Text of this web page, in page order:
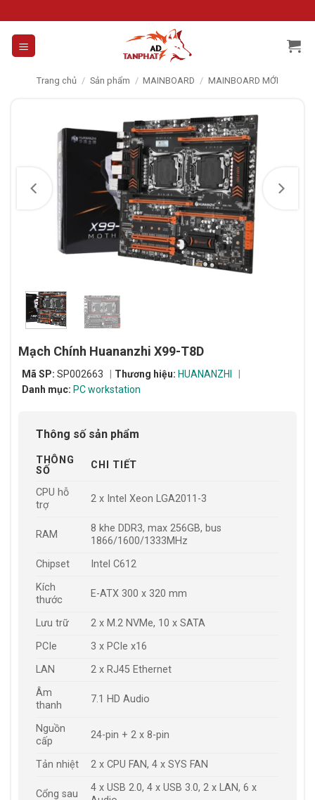
to
content
Trang chủ / Sản phẩm / MAINBOARD / MAINBOARD MỚI
Mạch Chính Huananzhi X99-T8D
Mã SP: SP002663 Thương hiệu: HUANANZHI
Danh mục: PC workstation
Thông số sản phẩm
THÔNG
SỐ
CHI TIẾT
CPU hỗ
trợ
2 x Intel Xeon LGA2011-3
RAM
8 khe DDR3, max 256GB, bus
1866/1600/1333MHz
Chipset
Intel C612
Kích
thước
E-ATX 300 x 320 mm
Lưu trữ
2 x M.2 NVMe, 10 x SATA
PCIe
3 x PCIe x16
LAN
2 x RJ45 Ethernet
Âm
thanh
7.1 HD Audio
Nguồn
cấp
24-pin + 2 x 8-pin
Tản nhiệt 2 x CPU FAN, 4 x SYS FAN
Cổng sau
4 x USB 2.0, 4 x USB 3.0, 2 x LAN, 6 x